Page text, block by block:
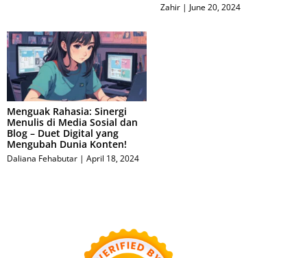
Zahir June 20, 2024
Menguak Rahasia: Sinergi
Menulis di Media Sosial dan
Blog – Duet Digital yang
Mengubah Dunia Konten!
Daliana Fehabutar April 18, 2024